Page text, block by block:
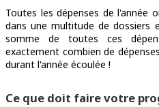
Toutes les dépenses de l'année
dans une multitude de dossiers
somme de toutes ces
exactement combien de
durant l'année écoulée !
Ce que doit faire votre